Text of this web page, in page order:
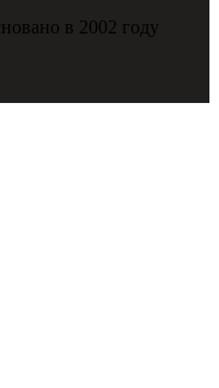
в 2002 году